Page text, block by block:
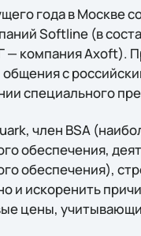
года в Москве
Softline (в
— компания Axoft).
общения с
специального
член BSA
обеспечения,
обеспечения),
и искоренить
цены,